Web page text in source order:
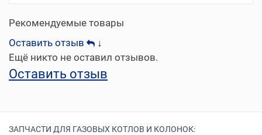
Рекомендуемые товары
Оставить отзыв
↓
Ещё никто не оставил отзывов.
Оставить отзыв
ЗАПЧАСТИ ДЛЯ ГАЗОВЫХ КОТЛОВ И КОЛОНОК: